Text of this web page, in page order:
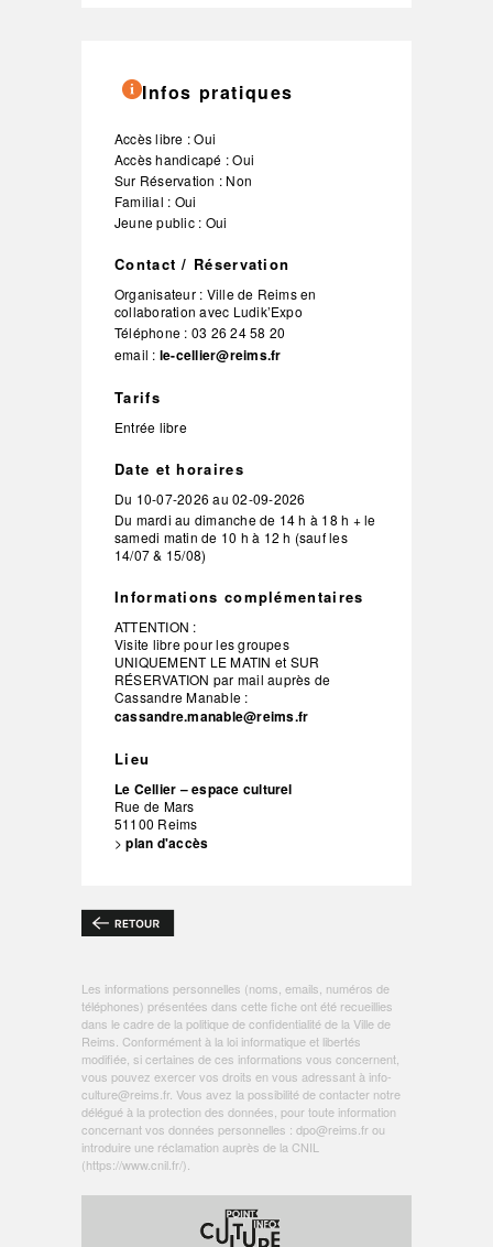
Infos pratiques
Accès libre : Oui
Accès handicapé : Oui
Sur Réservation : Non
Familial : Oui
Jeune public : Oui
Contact / Réservation
Organisateur : Ville de Reims en
collaboration avec Ludik’Expo
Téléphone : 03 26 24 58 20
email : le-cellier@reims.fr
Tarifs
Entrée libre
Date et horaires
Du 10-07-2026 au02-09-2026
Du mardi au dimanche de 14 h à 18 h + le
samedi matin de 10 h à 12 h (sauf les
14/07 & 15/08)
Informations complémentaires
ATTENTION :
Visite libre pour les groupes
UNIQUEMENT LE MATIN et SUR
RÉSERVATION par mail auprès de
Cassandre Manable :
cassandre.manable@reims.fr
Lieu
Le Cellier – espace culturel
Rue de Mars
51100 Reims
>plan d'accès
Les informations personnelles (noms, emails, numéros de
téléphones) présentées dans cette fiche ont été recueillies
dans le cadre de la politique deconfidentialité de la Ville de
Reims . Conformément à la loi informatique et libertés
modifiée, si certaines de ces informations vous concernent,
vous pouvez exercer vos droits en vous adressant à info-
culture@reims.fr. Vous avez la possibilité de contacter notre
délégué à la protection des données, pour toute information
concernant vos données personnelles : dpo@reims.frou
introduire une réclamation auprès de la CNIL
(https://www.cnil.fr/).